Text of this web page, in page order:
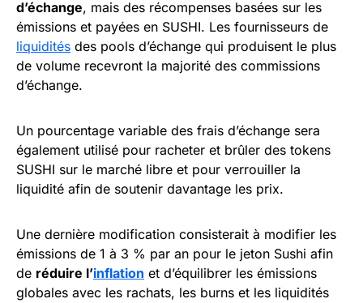
d’échange, mais des récompenses basées sur les
émissions et payées en SUSHI. Les fournisseurs de
liquidités des pools d’échange qui produisent le plus
de volume recevront la majorité des commissions
d’échange.
Un pourcentage variable des frais d’échange sera
également utilisé pour racheter et brûler des tokens
SUSHI sur le marché libre et pour verrouiller la
liquidité afin de soutenir davantage les prix.
Une dernière modification consisterait à modifier les
émissions de 1 à 3 % par an pour le jeton Sushi afin
de réduire l’inflation et d’équilibrer les émissions
globales avec les rachats, les burns et les liquidités